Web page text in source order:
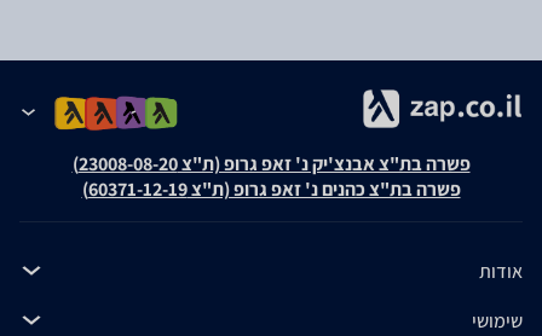
פשרה בת"צ אבנצ'יק נ' זאפ גרופ (ת"צ 23008-08-20)
פשרה בת"צ כהנים נ' זאפ גרופ (ת"צ 60371-12-19)
אודות
שימושי